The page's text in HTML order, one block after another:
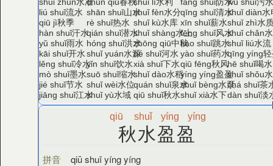
liú shuǐ流水 shān shuǐ山水shuǐ fèn水分qīng shuǐ清水shuǐ diàn水
qiū jì秋季 rè shuǐ热水 shuǐ kù水库 xīn shuǐ薪水shuǐ zhì水
hàn shuǐ汗水qián shuǐ潜水shuǐ shàng水上
fēng shuǐ风水shuǐ chǎn
yǔ shuǐ雨水 hóng shuǐ洪水zhōng qiū中秋tiào shuǐ跳水shuǐ liú水流
kāi shuǐ开水shuǐ yuán水源hé shuǐ河水 yào shuǐ药水qīng yíng
lěng shuǐ冷水yǐn shuǐ饮水xià shuǐ下水qiū fēng秋风hē shuǐ喝水
mò shuǐ墨水suō shuǐ缩水shuǐ dào水稻yíng yíng盈盈shuǐ shǒu
jié shuǐ节水 shuǐ wèi水位quán shuǐ泉水shuǐ bèng水泵chá shuǐ茶
jiāng shuǐ江水shuǐ yù水域 qiū shuǐ秋水shuǐ xià水下dàn shuǐ淡
qiū shuǐ yíng yíng
秋水盈盈
拼音
qiū shuǐ yíng yíng